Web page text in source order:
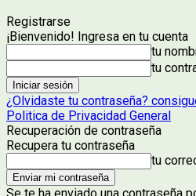
Registrarse
¡Bienvenido! Ingresa en tu cuenta
tu
tu
¿Olvidaste tu contraseña?
Politica de Privacidad General
Recuperación de contraseña
Recupera tu contraseña
tu